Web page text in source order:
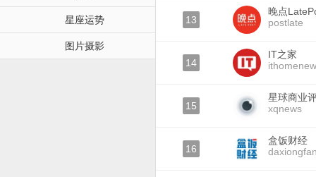
星座运势
图片摄影
13
晚点
postlate
14
IT之家
15
星球商业
xqnews
16
盒饭财经